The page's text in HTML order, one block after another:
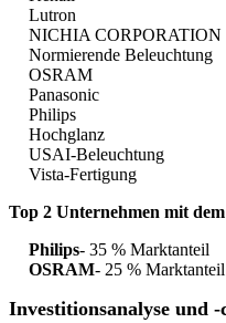
Lutron
NICHIA CORPORATION
Normierende Beleuchtung
OSRAM
Panasonic
Philips
Hochglanz
USAI-Beleuchtung
Vista-Fertigung
Top 2 Unternehmen mit
Philips- 35 % Marktanteil
OSRAM- 25 % Marktanteil
Investitionsanalyse und -